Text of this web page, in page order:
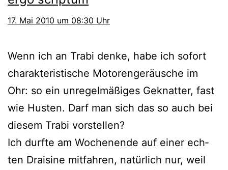
17. Mai 2010 um 08:30 Uhr
Wenn ich an Trabi den­ke, habe ich sofort
cha­rak­te­ris­ti­sche Motorengeräusche im
Ohr: so ein unre­gel­mä­ßi­ges Geknatter, fast
wie Husten. Darf man sich das so auch bei
die­sem Trabi vorstellen?
Ich durf­te am Wochenende auf einer ech­
ten Draisine mit­fah­ren, natür­lich nur, weil